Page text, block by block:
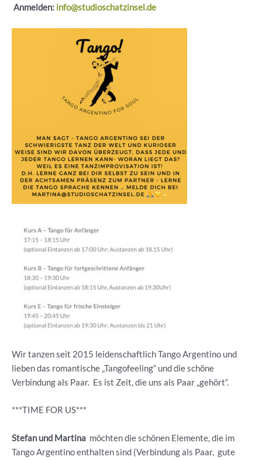
Anmelden: info@studioschatzinsel.de
Wir tanzen seit 2015 leidenschaftlich Tango Argentino und
lieben das romantische „Tangofeeling“ und die schöne
Verbindung als Paar. Es ist Zeit, die uns als Paar „gehört“.
***TIME FOR US***
Stefan und Martina möchten die schönen Elemente, die im
Tango Argentino enthalten sind (Verbindung als Paar, gute